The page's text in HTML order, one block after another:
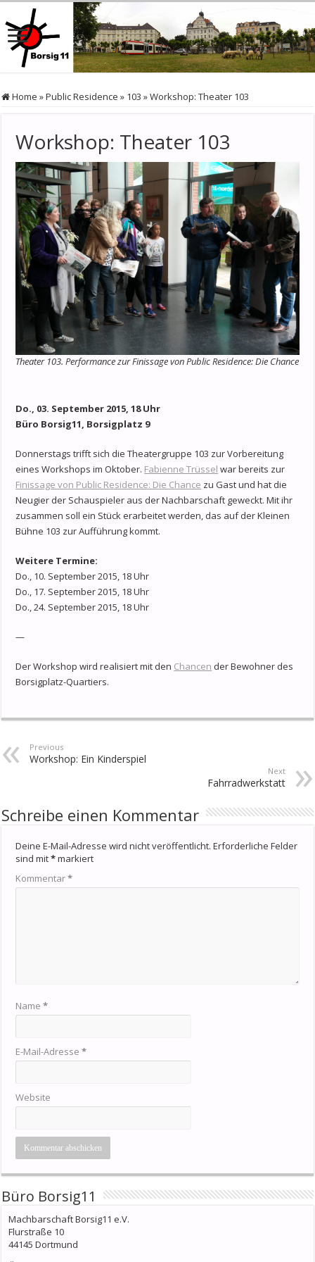
Home »Public Residence » 103 »Workshop: Theater 103
Workshop: Theater 103
Theater 103. Performance zur Finissage von Public Residence: Die Chance
Do., 03. September 2015, 18 Uhr
Büro Borsig11, Borsigplatz 9
Donnerstags trifft sich die Theatergruppe 103 zur Vorbereitung
eines Workshops im Oktober. Fabienne Trüssel war bereits zur
Finissage von Public Residence: Die Chance zu Gast und hat die
Neugier der Schauspieler aus der Nachbarschaft geweckt. Mit ihr
zusammen soll ein Stück erarbeitet werden, das auf der Kleinen
Bühne 103 zur Aufführung kommt.
Weitere Termine:
Do., 10. September 2015, 18 Uhr
Do., 17. September 2015, 18 Uhr
Do., 24. September 2015, 18 Uhr
—
Der Workshop wird realisiert mit den Chancen der Bewohner des
Borsigplatz-Quartiers.
Previous
Workshop: Ein Kinderspiel
Next
Fahrradwerkstatt
Schreibe einen Kommentar
Deine E-Mail-Adresse wird nicht veröffentlicht. Erforderliche Felder
sind mit*markiert
Kommentar*
Name*
E-Mail-Adresse*
Website
Büro Borsig11
Machbarschaft Borsig11 e.V.
Flurstraße 10
44145 Dortmund